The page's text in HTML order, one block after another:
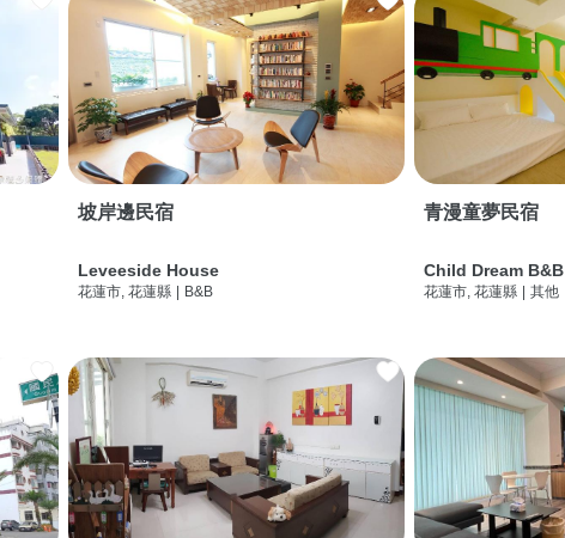
坡岸邊民宿
Leveeside House
花蓮市, 花蓮縣 | B&B
青漫童夢民宿
Child Dream B&B
花蓮市, 花蓮縣 | 其他